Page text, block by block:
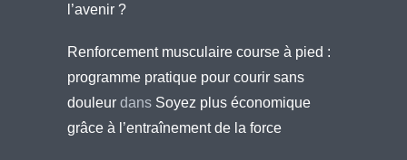
l’avenir ?
Renforcement musculaire course à pied :
programme pratique pour courir sans
douleur dans Soyez plus économique
grâce à l’entraînement de la force